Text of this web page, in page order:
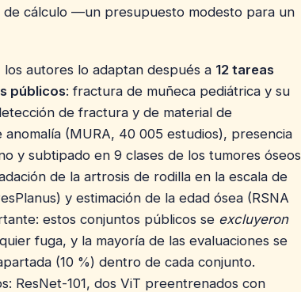
de cálculo —un presupuesto modesto para un
autores lo adaptan después a 12 tareas
públicos: fractura de muñeca pediátrica y su
de fractura y de material de
(MURA, 40 005 estudios), presencia
y subtipado en 9 clases de los tumores óseos
de la artrosis de rodilla en la escala de
y estimación de la edad ósea (RSNA
estos conjuntos públicos se excluyeron
fuga, y la mayoría de las evaluaciones se
(10 %) dentro de cada conjunto.
ResNet-101, dos ViT preentrenados con